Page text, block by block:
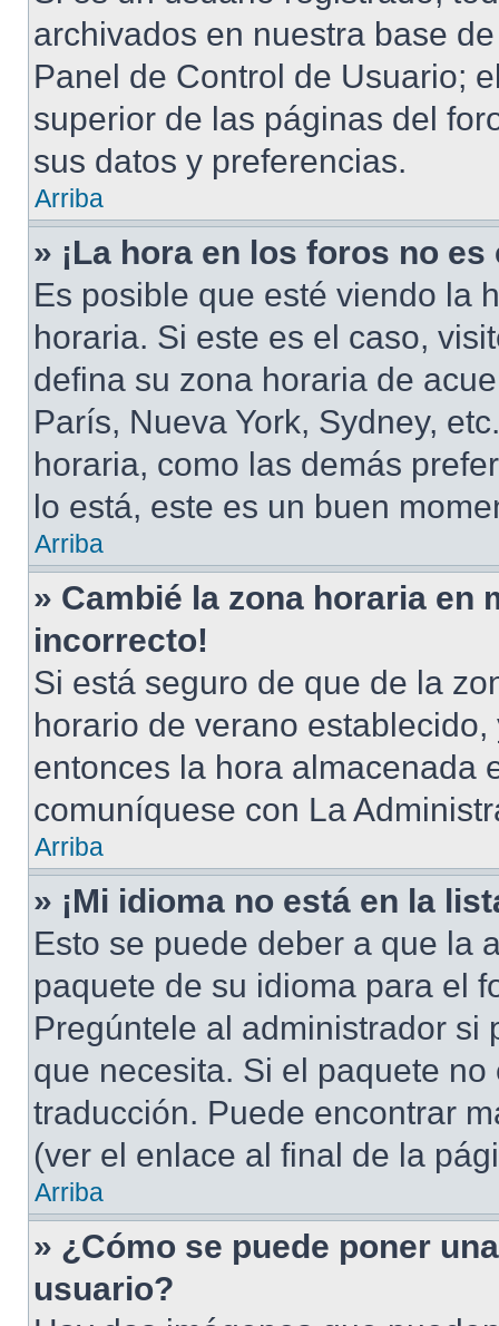
archivados en nuestra base
Panel de Control de Usuario;
superior de las páginas del
sus datos y preferencias.
Arriba
» ¡La hora en los foros no
Es posible que esté viendo la
horaria. Si este es el caso,
defina su zona horaria de
París, Nueva York, Sydney,
horaria, como las demás
lo está, este es un buen
Arriba
» Cambié la zona horaria en
incorrecto!
Si está seguro de que de la
horario de verano
entonces la hora almacenada
comuníquese con La
Arriba
» ¡Mi idioma no está en la
Esto se puede deber a que la
paquete de su idioma para el
Pregúntele al administrador si
que necesita. Si el paquete
traducción. Puede encontrar
(ver el enlace al final de la
Arriba
» ¿Cómo se puede poner
usuario?